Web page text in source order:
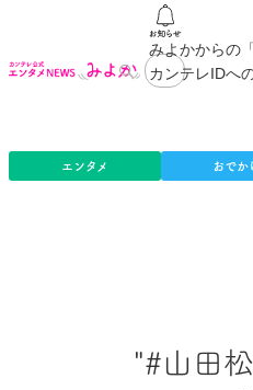
みよかからの
カンテレIDへ
エンタメ おでか
"#山田